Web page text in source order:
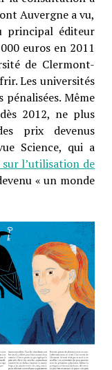
Auvergne a vu,
principal éditeur
euros en 2011
de Clermont-
Les universités
Même
2012, ne plus
prix devenus
Science, qui a
l’utilisation de
« un monde